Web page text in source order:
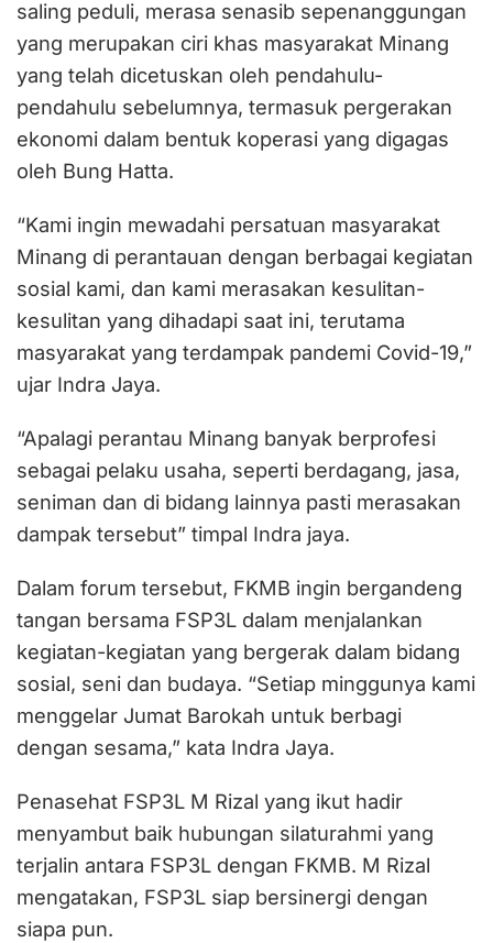
saling peduli, merasa senasib sepenanggungan
yang merupakan ciri khas masyarakat Minang
yang telah dicetuskan oleh pendahulu-
pendahulu sebelumnya, termasuk pergerakan
ekonomi dalam bentuk koperasi yang digagas
oleh Bung Hatta.
“Kami ingin mewadahi persatuan masyarakat
Minang di perantauan dengan berbagai kegiatan
sosial kami, dan kami merasakan kesulitan-
kesulitan yang dihadapi saat ini, terutama
masyarakat yang terdampak pandemi Covid-19,”
ujar Indra Jaya.
“Apalagi perantau Minang banyak berprofesi
sebagai pelaku usaha, seperti berdagang, jasa,
seniman dan di bidang lainnya pasti merasakan
dampak tersebut” timpal Indra jaya.
Dalam forum tersebut, FKMB ingin bergandeng
tangan bersama FSP3L dalam menjalankan
kegiatan-kegiatan yang bergerak dalam bidang
sosial, seni dan budaya. “Setiap minggunya kami
menggelar Jumat Barokah untuk berbagi
dengan sesama,” kata Indra Jaya.
Penasehat FSP3L M Rizal yang ikut hadir
menyambut baik hubungan silaturahmi yang
terjalin antara FSP3L dengan FKMB. M Rizal
mengatakan, FSP3L siap bersinergi dengan
siapa pun.